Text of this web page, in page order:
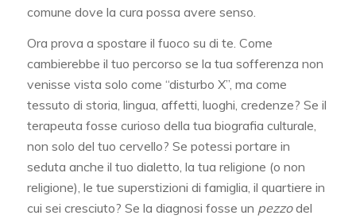
comune dove la cura possa avere senso.
Ora prova a spostare il fuoco su di te. Come
cambierebbe il tuo percorso se la tua sofferenza non
venisse vista solo come “disturbo X”, ma come
tessuto di storia, lingua, affetti, luoghi, credenze? Se il
terapeuta fosse curioso della tua biografia culturale,
non solo del tuo cervello? Se potessi portare in
seduta anche il tuo dialetto, la tua religione (o non
religione), le tue superstizioni di famiglia, il quartiere in
cui sei cresciuto? Se la diagnosi fosse un pezzodel